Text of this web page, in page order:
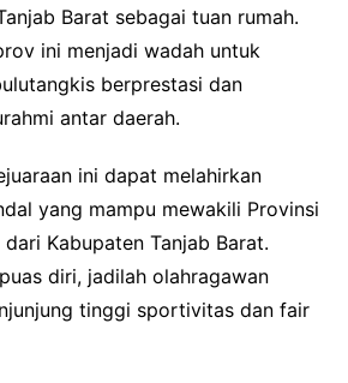
Barat sebagai tuan rumah.
ini menjadi wadah untuk
berprestasi dan
antar daerah.
ini dapat melahirkan
yang mampu mewakili Provinsi
Kabupaten Tanjab Barat.
diri, jadilah olahragawan
tinggi sportivitas dan fair